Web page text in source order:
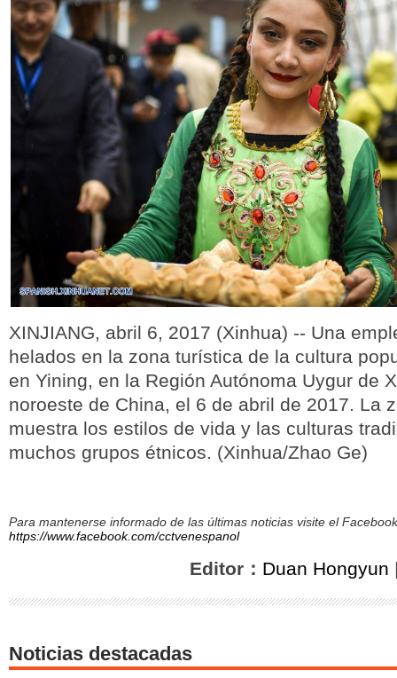
XINJIANG, abril 6, 2017 (Xinhua) -- Una
helados en la zona turística de la cultura
en Yining, en la Región Autónoma Uygur de
noroeste de China, el 6 de abril de 2017. La
muestra los estilos de vida y las culturas
muchos grupos étnicos. (Xinhua/Zhao Ge)
Para mantenerse informado de las últimas noticias visite el
https://www.facebook.com/cctvenespanol
Editor： Duan Hongyun
Noticias destacadas